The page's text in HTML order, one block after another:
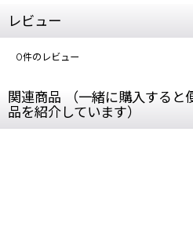
レビュー
0件のレビュー
関連商品 （一緒に購入すると
品を紹介しています）